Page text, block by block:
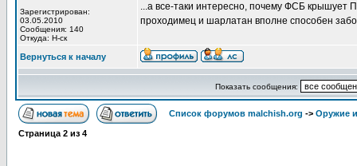
Зарегистрирован:
03.05.2010
Сообщения: 140
Откуда: Н-ск
...а все-таки интересно, почему ФСБ крышует
проходимец и шарлатан вполне способен
Вернуться к началу
Показать сообщения:
Список форумов malchish.org -> Оружие
Страница 2 из 4